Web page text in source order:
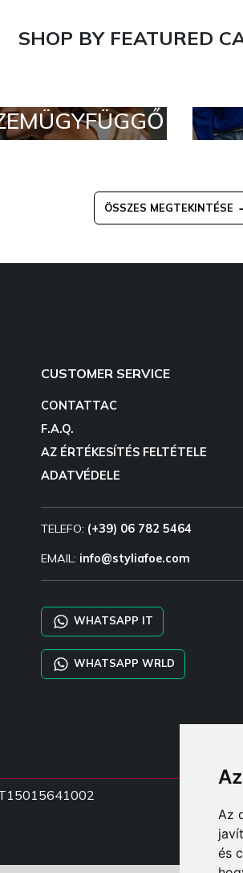
Az
és
SHOP BY FEATURED
ÖSSZES MEGTEKINTÉSE
CUSTOMER SERVICE
CONTATTAC
F.A.Q.
AZ ÉRTÉKESÍTÉS FELTÉTELE
ADATVÉDELE
TELEFO: (+39) 06 782 5464
EMAIL: info@styliafoe.com
WHATSAPP IT
WHATSAPP WRLD